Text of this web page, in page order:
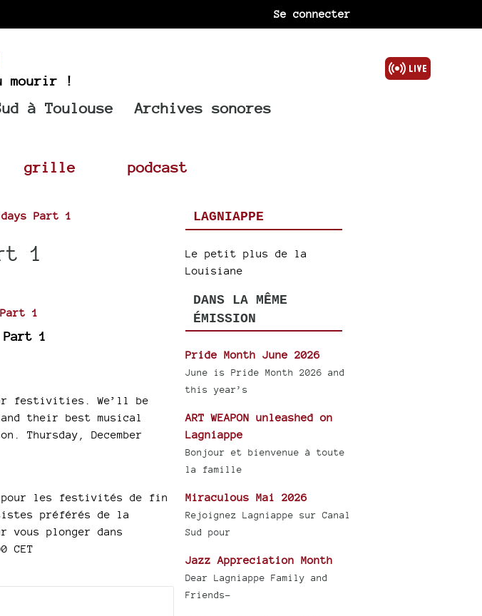
Se connecter
mourir !
à Toulouse Archives sonores
grille podcast
Part 1
1
Part 1
festivities. We’ll be
their best musical
Thursday, December
pour les festivités de fin
préférés de la
vous plonger dans
CET
LAGNIAPPE
Le petit plus de la
Louisiane
DANS LA MÊME
ÉMISSION
Pride Month June 2026
June is Pride Month 2026 and
this year’s
ART WEAPON unleashed on
Lagniappe
Bonjour et bienvenue à toute
la famille
Miraculous Mai 2026
Rejoignez Lagniappe sur Canal
Sud pour
Jazz Appreciation Month
Dear Lagniappe Family and
Friends-